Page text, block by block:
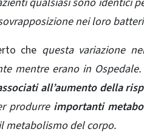
nei loro
che questa variazione
mentre erano in
all’aumento della
produrre importanti
metabolismo del corpo.